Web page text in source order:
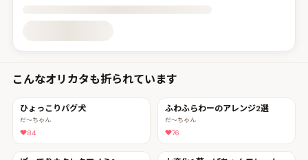
こんなオリカタも折られています
ひょっこりパグ犬
だ〜ちゃん
84
ふわふらわーのアレンジ2選
だ〜ちゃん
76